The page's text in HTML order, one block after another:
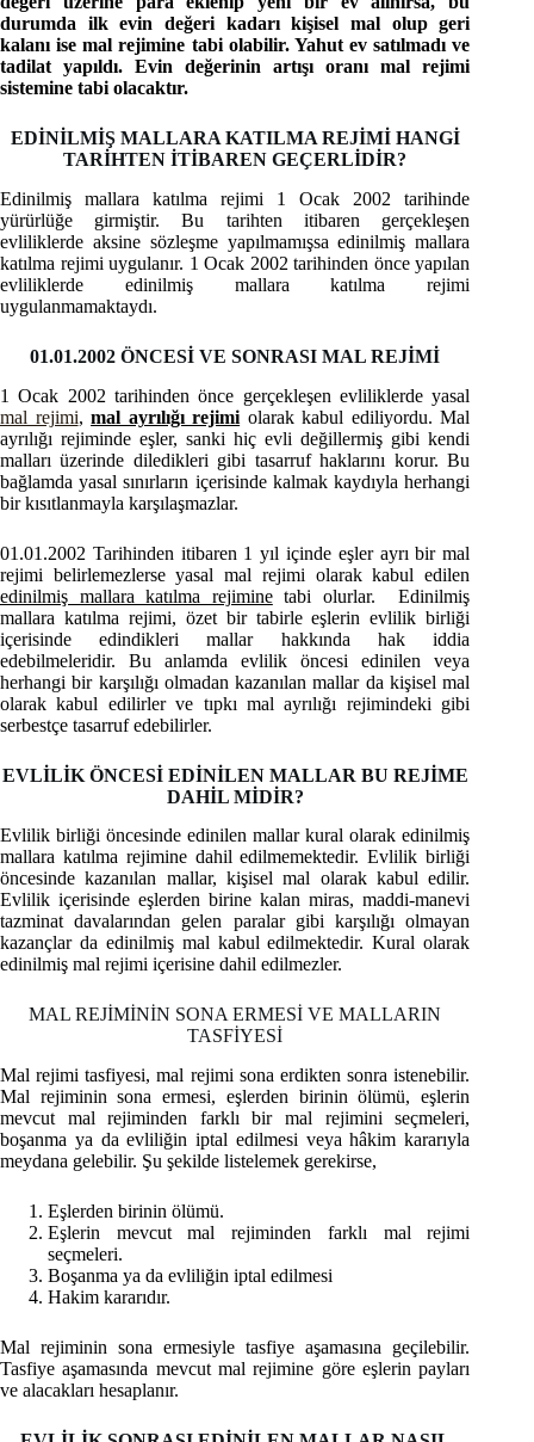
durumda ilk evin değeri kadarı kişisel mal olup geri
kalanı ise mal rejimine tabi olabilir. Yahut ev satılmadı ve
tadilat yapıldı. Evin değerinin artışı oranı mal rejimi
sistemine tabi olacaktır.
EDİNİLMİŞ MALLARA KATILMA REJİMİ HANGİ
TARİHTEN İTİBAREN GEÇERLİDİR?
Edinilmiş mallara katılma rejimi 1 Ocak 2002 tarihinde
yürürlüğe girmiştir. Bu tarihten itibaren gerçekleşen
evliliklerde aksine sözleşme yapılmamışsa edinilmiş mallara
katılma rejimi uygulanır. 1 Ocak 2002 tarihinden önce yapılan
evliliklerde edinilmiş mallara katılma rejimi
uygulanmamaktaydı.
01.01.2002 ÖNCESİ VE SONRASI MAL REJİMİ
1 Ocak 2002 tarihinden önce gerçekleşen evliliklerde yasal
mal rejimi,mal ayrılığı rejimi olarak kabul ediliyordu. Mal
ayrılığı rejiminde eşler, sanki hiç evli değillermiş gibi kendi
malları üzerinde diledikleri gibi tasarruf haklarını korur. Bu
bağlamda yasal sınırların içerisinde kalmak kaydıyla herhangi
bir kısıtlanmayla karşılaşmazlar.
01.01.2002 Tarihinden itibaren 1 yıl içinde eşler ayrı bir mal
rejimi belirlemezlerse yasal mal rejimi olarak kabul edilen
edinilmiş mallara katılma rejiminetabi olurlar. Edinilmiş
mallara katılma rejimi, özet bir tabirle eşlerin evlilik birliği
içerisinde edindikleri mallar hakkında hak iddia
edebilmeleridir. Bu anlamda evlilik öncesi edinilen veya
herhangi bir karşılığı olmadan kazanılan mallar da kişisel mal
olarak kabul edilirler ve tıpkı mal ayrılığı rejimindeki gibi
serbestçe tasarruf edebilirler.
EVLİLİK ÖNCESİ EDİNİLEN MALLAR BU REJİME
DAHİL MİDİR?
Evlilik birliği öncesinde edinilen mallar kural olarak edinilmiş
mallara katılma rejimine dahil edilmemektedir. Evlilik birliği
öncesinde kazanılan mallar, kişisel mal olarak kabul edilir.
Evlilik içerisinde eşlerden birine kalan miras, maddi-manevi
tazminat davalarından gelen paralar gibi karşılığı olmayan
kazançlar da edinilmiş mal kabul edilmektedir. Kural olarak
edinilmiş mal rejimi içerisine dahil edilmezler.
MAL REJİMİNİN SONA ERMESİ VE MALLARIN
TASFİYESİ
Mal rejimi tasfiyesi, mal rejimi sona erdikten sonra istenebilir.
Mal rejiminin sona ermesi, eşlerden birinin ölümü, eşlerin
mevcut mal rejiminden farklı bir mal rejimini seçmeleri,
boşanma ya da evliliğin iptal edilmesi veya hâkim kararıyla
meydana gelebilir. Şu şekilde listelemek gerekirse,
Eşlerden birinin ölümü.
Eşlerin mevcut mal rejiminden farklı mal rejimi
seçmeleri.
Boşanma ya da evliliğin iptal edilmesi
Hakim kararıdır.
Mal rejiminin sona ermesiyle tasfiye aşamasına geçilebilir.
Tasfiye aşamasında mevcut mal rejimine göre eşlerin payları
ve alacakları hesaplanır.